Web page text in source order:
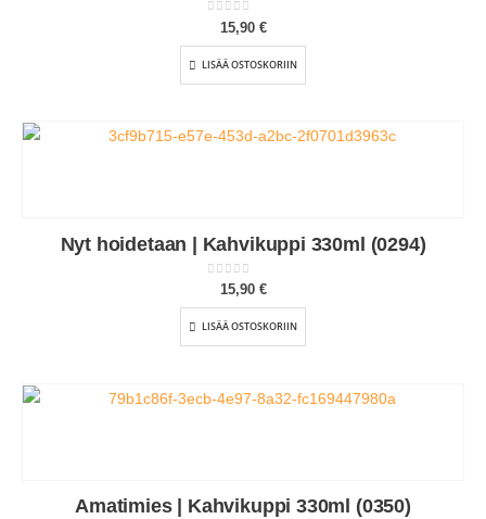
out of 5
15,90 €
LISÄÄ OSTOSKORIIN
Nyt hoidetaan | Kahvikuppi 330ml (0294)
out of 5
15,90 €
LISÄÄ OSTOSKORIIN
Amatimies | Kahvikuppi 330ml (0350)